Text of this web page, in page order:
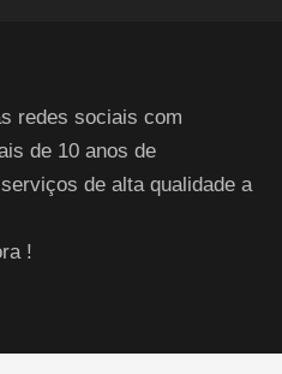
redes sociais com
de 10 anos de
de alta qualidade a
!